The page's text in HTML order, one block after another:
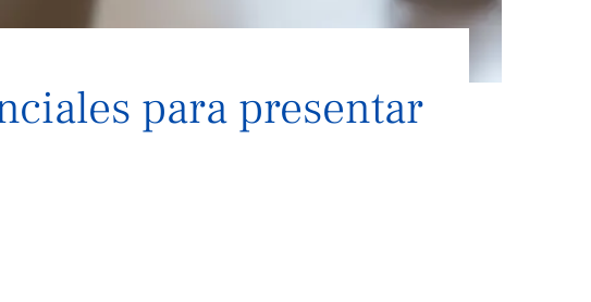
para presentar